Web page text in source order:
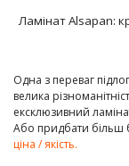
Ламінат Alsapan:
Одна з переваг
велика
ексклюзивний
Або придбати більш
ціна / якість.